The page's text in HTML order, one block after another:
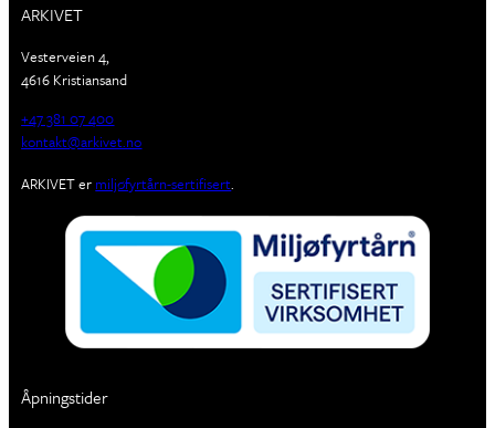
ARKIVET
Vesterveien 4,
4616 Kristiansand
+47 381 07 400
kontakt@arkivet.no
ARKIVET er miljøfyrtårn-sertifisert.
Åpningstider